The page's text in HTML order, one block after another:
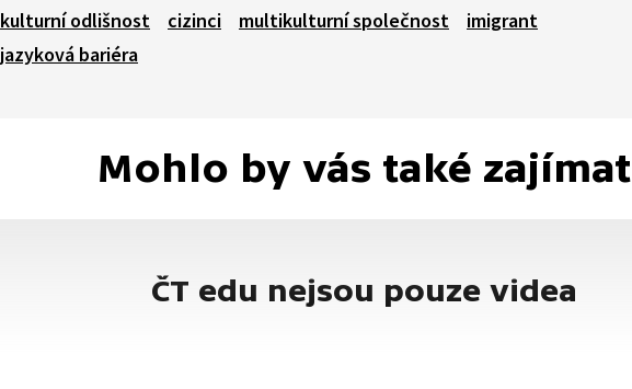
kulturní odlišnost
cizinci multikulturní společnost
imigrant
jazyková bariéra
Mohlo by vás také zajímat
ČT edu nejsou pouze videa